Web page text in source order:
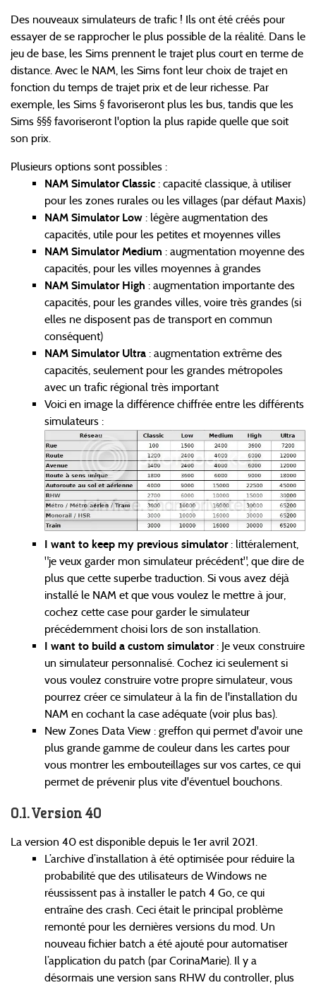
Des nouveaux simulateurs de trafic ! Ils ont été créés pour
essayer de se rapprocher le plus possible de la réalité. Dans le
jeu de base, les Sims prennent le trajet plus court en terme de
distance. Avec le NAM, les Sims font leur choix de trajet en
fonction du temps de trajet prix et de leur richesse. Par
exemple, les Sims § favoriseront plus les bus, tandis que les
Sims §§§ favoriseront l'option la plus rapide quelle que soit
son prix.
Plusieurs options sont possibles :
NAM Simulator Classic : capacité classique, à utiliser
pour les zones rurales ou les villages (par défaut Maxis)
NAM Simulator Low : légère augmentation des
capacités, utile pour les petites et moyennes villes
NAM Simulator Medium : augmentation moyenne des
capacités, pour les villes moyennes à grandes
NAM Simulator High : augmentation importante des
capacités, pour les grandes villes, voire très grandes (si
elles ne disposent pas de transport en commun
conséquent)
NAM Simulator Ultra : augmentation extrême des
capacités, seulement pour les grandes métropoles
avec un trafic régional très important
Voici en image la différence chiffrée entre les différents
simulateurs :
I want to keep my previous simulator: littéralement,
"je veux garder mon simulateur précédent", que dire de
plus que cette superbe traduction. Si vous avez déjà
installé le NAM et que vous voulez le mettre à jour,
cochez cette case pour garder le simulateur
précédemment choisi lors de son installation.
I want to build a custom simulator: Je veux construire
un simulateur personnalisé. Cochez ici seulement si
vous voulez construire votre propre simulateur, vous
pourrez créer ce simulateur à la fin de l'installation du
NAM en cochant la case adéquate (voir plus bas).
New Zones Data View : greffon qui permet d'avoir une
plus grande gamme de couleur dans les cartes pour
vous montrer les embouteillages sur vos cartes, ce qui
permet de prévenir plus vite d'éventuel bouchons.
Version 40
La version 40 est disponible depuis le 1er avril 2021.
L’archive d’installation à été optimisée pour réduire la
probabilité que des utilisateurs de Windows ne
réussissent pas à installer le patch 4 Go, ce qui
entraîne des crash. Ceci était le principal problème
remonté pour les dernières versions du mod. Un
nouveau fichier batch a été ajouté pour automatiser
l’application du patch (par CorinaMarie). Il y a
désormais une version sans RHW du controller, plus